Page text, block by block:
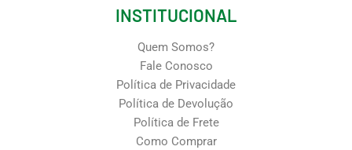
INSTITUCIONAL
Quem Somos?
Fale Conosco
Política de Privacidade
Política de Devolução
Política de Frete
Como Comprar